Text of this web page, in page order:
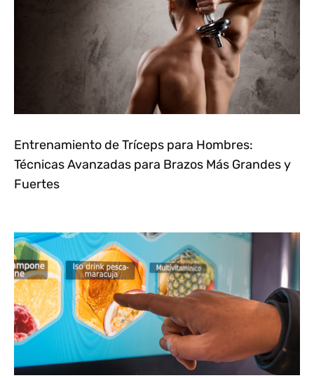
Entrenamiento de Tríceps para Hombres:
Técnicas Avanzadas para Brazos Más Grandes y
Fuertes